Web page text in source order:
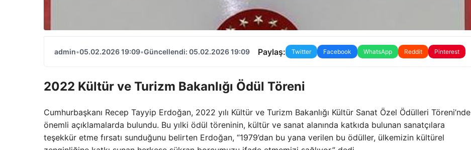
admin•05.02.2026 19:09•Güncellendi: 05.02.2026 19:09 Paylaş: Twitter Facebook WhatsApp Reddit Pinterest
2022 Kültür ve Turizm Bakanlığı Ödül Töreni
Cumhurbaşkanı Recep Tayyip Erdoğan, 2022 yılı Kültür ve Turizm Bakanlığı Kültür Sanat Özel Ödülleri Töreni’nde
önemli açıklamalarda bulundu. Bu yılki ödül töreninin, kültür ve sanat alanında katkıda bulunan sanatçılara
teşekkür etme fırsatı sunduğunu belirten Erdoğan, “1979’dan bu yana verilen bu ödüller, ülkemizin kültürel